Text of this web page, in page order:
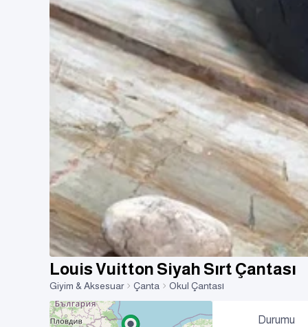
Louis Vuitton Siyah Sırt Çantası
Giyim & Aksesuar Çanta Okul Çantası
Durumu